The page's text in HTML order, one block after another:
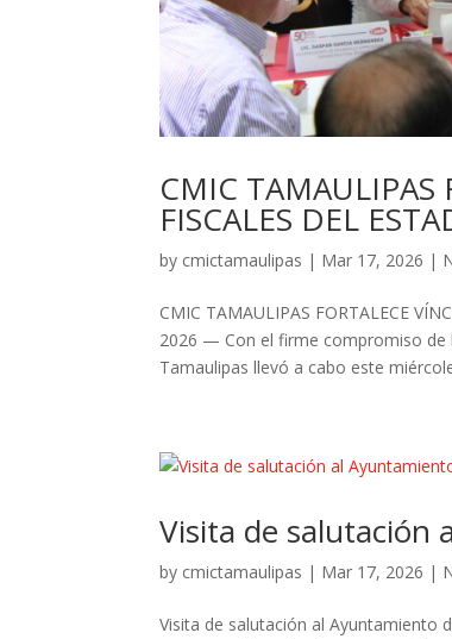
CMIC TAMAULIPAS
FISCALES DEL
by cmictamaulipas | Mar 17, 2026 |
CMIC TAMAULIPAS FORTALECE
2026 — Con el firme compromiso de
Tamaulipas llevó a cabo este
Visita de salutación
by cmictamaulipas | Mar 17, 2026 |
Visita de salutación al Ayuntamiento